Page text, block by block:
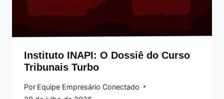
Instituto INAPI: O Dossiê do Curso
Tribunais Turbo
Por Equipe Empresário Conectado